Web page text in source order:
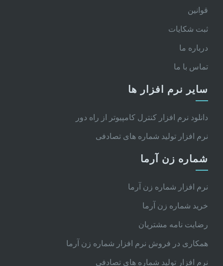
قوانین
ثبت شکایات
درباره ما
تماس با ما
سایر نرم افزار ها
دانلود نرم افزار کنترل کامپیوتر از راه دور
نرم افزار تولید شماره های تصادفی
شماره زن آرما
نرم افزار شماره زن آرما
خرید شماره زن آرما
رضایت نامه مشتریان
همکاری در فروش نرم افزار شماره زن آرما
نرم افزار تولید شماره های تصادفی